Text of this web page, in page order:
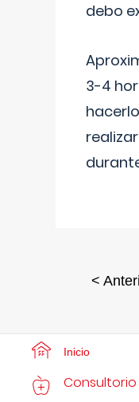
debo
3-4
<
Inicio